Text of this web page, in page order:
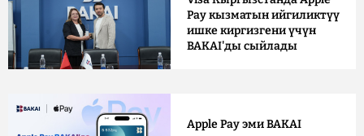
Pay кызматын ийгиликтүү
ишке киргизгени үчүн
BAKAI'ды сыйлады
Apple Pay эми BAKAI